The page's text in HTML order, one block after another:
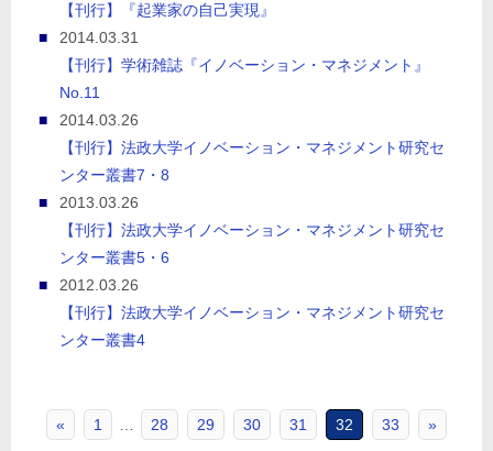
【刊行】『起業家の自己実現』
2014.03.31
【刊行】学術雑誌『イノベーション・マネジメント』
No.11
2014.03.26
【刊行】法政大学イノベーション・マネジメント研究セ
ンター叢書7・8
2013.03.26
【刊行】法政大学イノベーション・マネジメント研究セ
ンター叢書5・6
2012.03.26
【刊行】法政大学イノベーション・マネジメント研究セ
ンター叢書4
« 1 28 29 30 31 32 33 »